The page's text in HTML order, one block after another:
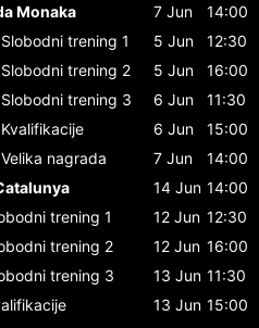
Monaka 7 Jun
14:00
Slobodni trening 1 5 Jun
12:30
Slobodni trening 2 5 Jun
16:00
Slobodni trening 3 6 Jun
11:30
Kvalifikacije 6 Jun
15:00
Velika nagrada 7 Jun
14:00
14 Jun 14:00
trening 1 12 Jun 12:30
trening 2 12 Jun 16:00
trening 3 13 Jun 11:30
13 Jun 15:00